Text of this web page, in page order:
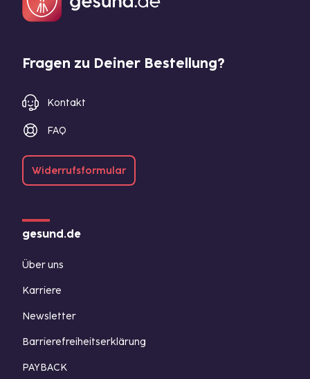
Fragen zu Deiner Bestellung?
Kontakt
FAQ
Widerrufsformular
gesund.de
Über uns
Karriere
Newsletter
Barrierefreiheitserklärung
PAYBACK